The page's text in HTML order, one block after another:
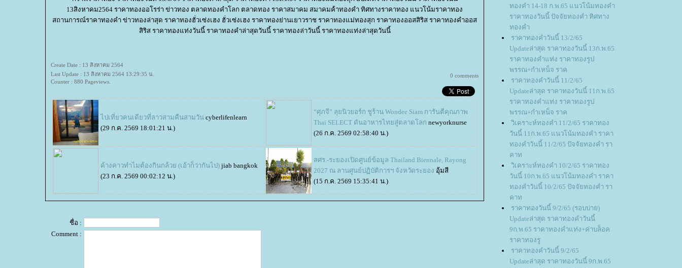
13สิงหาคม2564 ราคาทองออโรร่า ข่าวทอง ตลาดทองคำโลก ตลาดทอง ราคาสมาคม สมาคมค้าทองคำ ทิศทางราคาทอง แนวโน้มราคาทอง
สถานการณ์ราคาทองคำ ข่าวทองล่าสุด ราคาทองฮั่วเซ่งเฮง ฮั่วเซ่งเฮง ราคาทองย่านเยาวราช ราคาทองแม่ทองสุก ราคาทองออสสิริส ราคาทองคำออส
สิริส ราคาทองแท่งวันนี้ ราคาทองคำล่าสุดวันนี้ ราคาทองล่าวันนี้ ราคาทองแท่งล่าสุดวันนี้
Create Date : 13 สิงหาคม 2564
Last Update : 13 สิงหาคม 2564 13:29:35 น.
Counter : 880 Pageviews.
0 comments
ไปเที่ยวคนเดียวที่ลาวสามคืนสามวัน cyberlifenlearn
(29 ก.ค. 2569 18:01:21 น.)
“ศุภจี” ลุยนิวยอร์ก ชูร้าน Wondee Siam การันตีคุณภาพ
Thai SELECT ดันอาหารไทยสู่ตลาดโลก newyorknurse
(26 ก.ค. 2569 02:58:40 น.)
ค้างคาวทำไมต้องกินกล้วย (เอ้าก็ว่ากันไป) jiab bangkok
(23 ก.ค. 2569 00:02:12 น.)
สศร.-ระยองเปิดศูนย์ข้อมูล Thailand Biennale, Rayong
2027 ณ ลานศูนย์ปฏิบัติการฯ จังหวัดระยอง อุ้มสี
(15 ก.ค. 2569 15:35:41 น.)
ชื่อ :
Comment :
ทองคำ 14-18 ก.พ.65 แนวโน้มทองคำ
ราคาทองวันนี้ ปัจจัยทองคำ ทิศทาง
ทองคำ
ราคาทองคำวันนี้ 13/2/65
Updateล่าสุด ราคาทองวันนี้ 13ก.พ.65
ราคาทองคำแท่ง ราคาทองรูป
พรรณ+กำเหน็จ ราค
ราคาทองคำวันนี้ 11/2/65
Updateล่าสุด ราคาทองวันนี้ 11ก.พ.65
ราคาทองคำแท่ง ราคาทองรูป
พรรณ+กำเหน็จ ราค
วิเคราะห์ทองคำ 11/2/65 ราคาทอง
วันนี้ 11ก.พ.65 แนวโน้มทองคำ ราคา
ทองคำวันนี้ 11/2/65 ปัจจัยทองคำ รา
คาท
วิเคราะห์ทองคำ 10/2/65 ราคาทอง
วันนี้ 10ก.พ.65 แนวโน้มทองคำ ราคา
ทองคำวันนี้ 10/2/65 ปัจจัยทองคำ รา
คาท
ราคาทองวันนี้ 9/2/65 (รอบบ่าย)
Updateล่าสุด ราคาทองคำวันนี้
9ก.พ.65 ราคาทองคำแท่ง+ค่าบล็อค
ราคาทองรู
ราคาทองคำวันนี้ 9/2/65
Updateล่าสุด ราคาทองวันนี้ 9ก.พ.65